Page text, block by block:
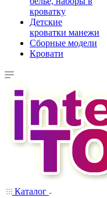
кроватку
Детские
кроватки манежи
Сборные модели
Кровати
Каталог